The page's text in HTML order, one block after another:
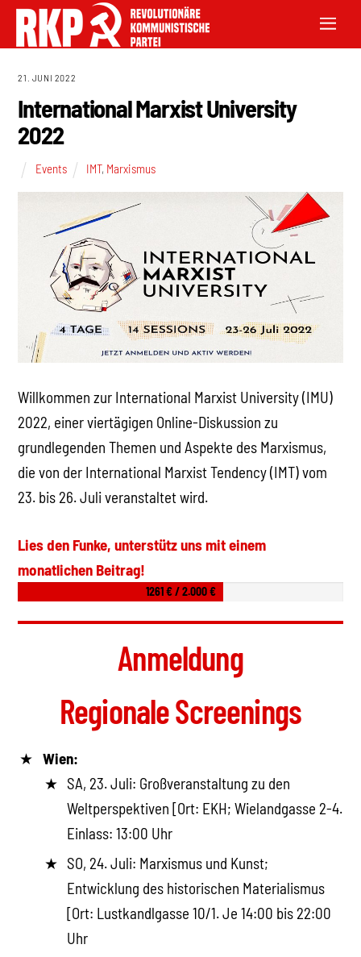
21. JUNI 2022
International Marxist University
2022
Events IMT, Marxismus
Willkommen zur International Marxist University (IMU)
2022, einer viertägigen Online-Diskussion zu
grundlegenden Themen und Aspekte des Marxismus,
die von der International Marxist Tendency (IMT) vom
23. bis 26. Juli veranstaltet wird.
Lies den Funke, unterstütz uns mit einem
monatlichen Beitrag!
1261 € / 2.000 €
Anmeldung
Regionale Screenings
Wien:
SA, 23. Juli: Großveranstaltung zu den
Weltperspektiven [Ort: EKH; Wielandgasse 2-4.
Einlass: 13:00 Uhr
SO, 24. Juli: Marxismus und Kunst;
Entwicklung des historischen Materialismus
[Ort: Lustkandlgasse 10/1. Je 14:00 bis 22:00
Uhr